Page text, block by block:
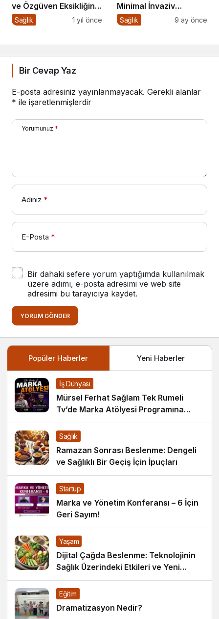
ve Özgüven Eksikliğinin
Görünmeyen Kökleri
Sağlık 1 yıl önce
Minimal İnvaziv
Yaklaşım
Sağlık 9 ay önce
Bir Cevap Yaz
E-posta adresiniz yayınlanmayacak. Gerekli alanlar
* ile işaretlenmişlerdir
Yorumunuz *
Adınız *
E-Posta *
Bir dahaki sefere yorum yaptığımda kullanılmak
üzere adımı, e-posta adresimi ve web site
adresimi bu tarayıcıya kaydet.
YORUM GÖNDER
Popüler Haberler Yeni Haberler
İş Dünyası
Mürsel Ferhat Sağlam Tek Rumeli
Tv’de Marka Atölyesi Programına
Konuk Oldu
Sağlık
Ramazan Sonrası Beslenme: Dengeli
ve Sağlıklı Bir Geçiş İçin İpuçları
Startup
Marka ve Yönetim Konferansı – 6 İçin
Geri Sayım!
Yaşam
Dijital Çağda Beslenme: Teknolojinin
Sağlık Üzerindeki Etkileri ve Yeni
Alışkanlıklar
Eğitim
Dramatizasyon Nedir?